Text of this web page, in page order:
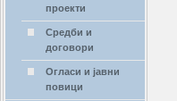
проекти
Средби и
договори
Огласи и јавни
повици